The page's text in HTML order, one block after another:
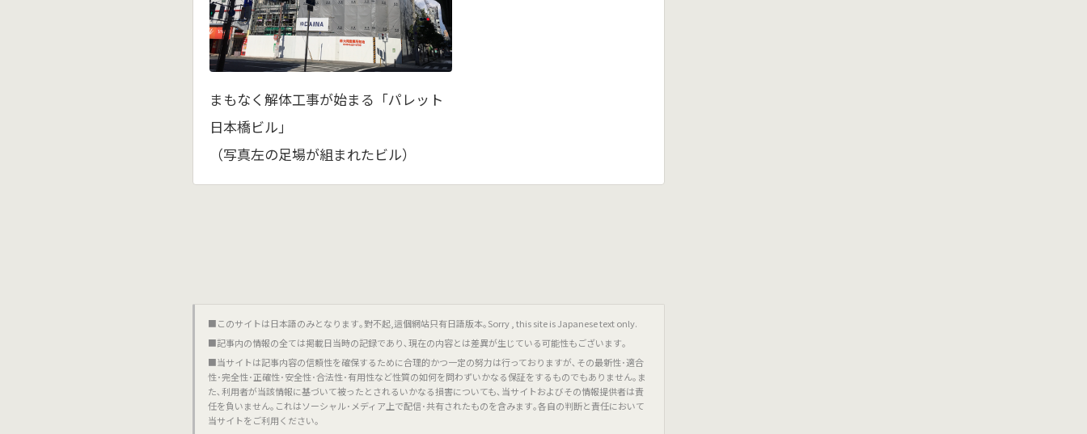
まもなく解体工事が始まる「パレット
日本橋ビル」
（写真左の足場が組まれたビル）
■このサイトは日本語のみとなります｡對不起,這個網站只有日語版本｡Sorry , this site is Japanese text only.
■記事内の情報の全ては掲載日当時の記録であり､現在の内容とは差異が生じている可能性もございます｡
■当サイトは記事内容の信頼性を確保するために合理的かつ一定の努力は行っておりますが､その最新性･適合
性･完全性･正確性･安全性･合法性･有用性など性質の如何を問わずいかなる保証をするものでもありません｡ま
た､利用者が当該情報に基づいて被ったとされるいかなる損害についても､当サイトおよびその情報提供者は責
任を負いません｡これはソーシャル･メディア上で配信･共有されたものを含みます｡各自の判断と責任において
当サイトをご利用ください｡